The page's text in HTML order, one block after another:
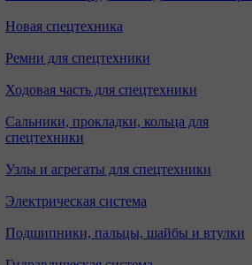
Новая спецтехника
Ремни для спецтехники
Ходовая часть для спецтехники
Сальники, прокладки, кольца для
спецтехники
Узлы и агрегаты для спецтехники
Электрическая система
Подшипники, пальцы, шайбы и втулки